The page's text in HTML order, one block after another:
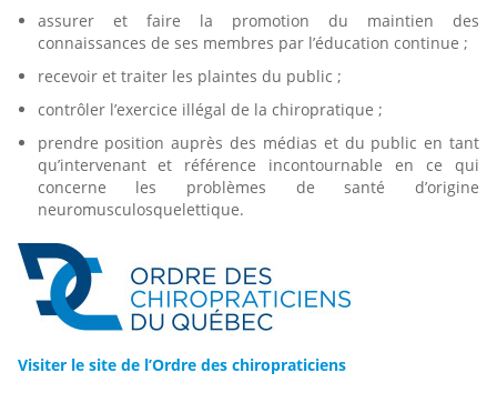
assurer et faire la promotion du maintien des
connaissances de ses membres par l’éducation continue ;
recevoir et traiter les plaintes du public ;
contrôler l’exercice illégal de la chiropratique ;
prendre position auprès des médias et du public en tant
qu’intervenant et référence incontournable en ce qui
concerne les problèmes de santé d’origine
neuromusculosquelettique.
Visiter le site de l’Ordre des chiropraticiens